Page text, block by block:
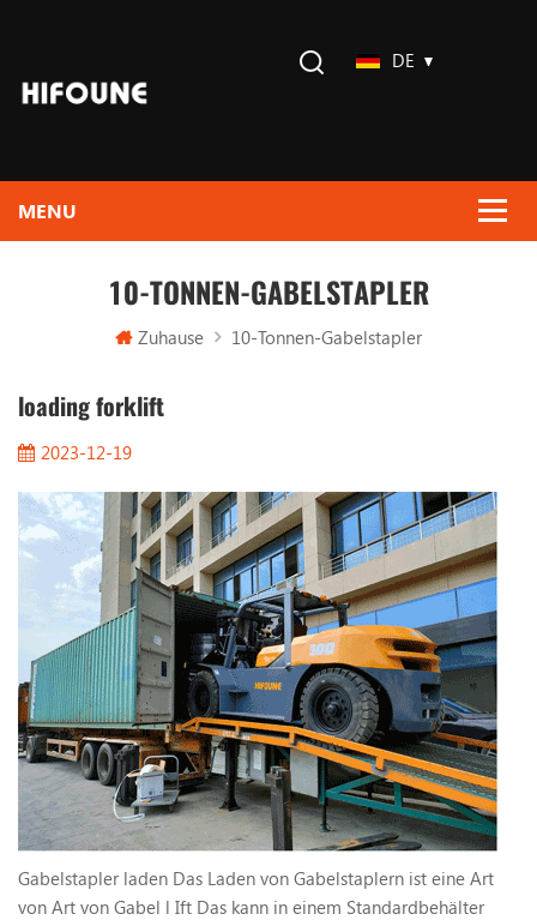
DE
10-TONNEN-GABELSTAPLER
Zuhause 10-Tonnen-Gabelstapler
loading forklift
2023-12-19
Gabelstapler laden Das Laden von Gabelstaplern ist eine Art
von Art von Gabel l Ift Das kann in einem Standardbehälter